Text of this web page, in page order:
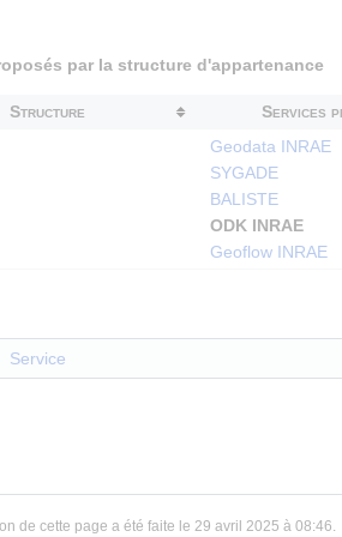
par la structure d'appartenance
Structure Services
Geodata INRAE
SYGADE
BALISTE
ODK INRAE
Geoflow INRAE
Service
de cette page a été faite le 29 avril 2025 à 08:46.